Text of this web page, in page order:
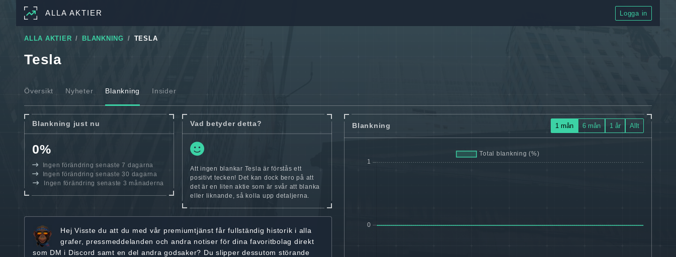
ALLA AKTIER Logga in
ALLA AKTIER BLANKNING TESLA
Tesla
Översikt Nyheter Blankning Insider
Blankning just nu
0%
Ingen förändring senaste 7 dagarna
Ingen förändring senaste 30 dagarna
Ingen förändring senaste 3 månaderna
Vad betyder detta?
Att ingen blankar Tesla är förstås ett
positivt tecken! Det kan dock bero på att
det är en liten aktie som är svår att blanka
eller liknande, så kolla upp detaljerna.
Hej Visste du att du med vår premiumtjänst fårfullständig historik i alla
grafer, pressmeddelanden och andra notiser för dina favoritbolag direkt
som DM i Discord samt en del andra godsaker? Du slipper dessutom störande
Blankning 1 mån 6 mån 1 år Allt